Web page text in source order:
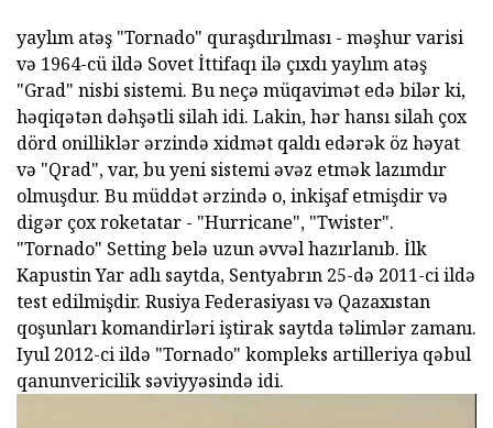
yaylım atəş "Tornado" quraşdırılması - məşhur varisi
və 1964-cü ildə Sovet İttifaqı ilə çıxdı yaylım atəş
"Grad" nisbi sistemi. Bu neçə müqavimət edə bilər ki,
həqiqətən dəhşətli silah idi. Lakin, hər hansı silah çox
dörd onilliklər ərzində xidmət qaldı edərək öz həyat
və "Qrad", var, bu yeni sistemi əvəz etmək lazımdır
olmuşdur. Bu müddət ərzində o, inkişaf etmişdir və
digər çox roketatar - "Hurricane", "Twister".
"Tornado" Setting belə uzun əvvəl hazırlanıb. İlk
Kapustin Yar adlı saytda, Sentyabrın 25-də 2011-ci ildə
test edilmişdir. Rusiya Federasiyası və Qazaxıstan
qoşunları komandirləri iştirak saytda təlimlər zamanı.
Iyul 2012-ci ildə "Tornado" kompleks artilleriya qəbul
qanunvericilik səviyyəsində idi.